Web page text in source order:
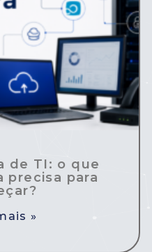
de TI: o que
precisa para
»